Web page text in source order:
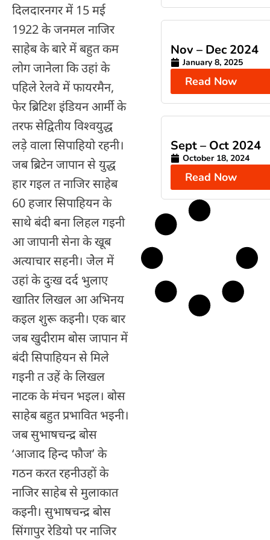
दिलदारनगर में 15 मई
1922 के जनमल नाजिर
साहेब के बारे में बहुत कम
लोग जानेला कि उहां के
पहिले रेलवे में फायरमैन,
फेर ब्रिटिश इंडियन आर्मी के
तरफ सेद्वितीय विश्वयुद्ध
लड़े वाला सिपाहियो रहनी।
जब ब्रिटेन जापान से युद्ध
हार गइल त नाजिर साहेब
60 हजार सिपाहियन के
साथे बंदी बना लिहल गइनी
आ जापानी सेना के खूब
अत्याचार सहनी। जेेल में
उहां के दुःख दर्द भुलाए
खातिर लिखल आ अभिनय
कइल शुरू कइनी। एक बार
जब खुदीराम बोस जापान में
बंदी सिपाहियन से मिले
गइनी त उहें के लिखल
नाटक के मंचन भइल। बोस
साहेब बहुत प्रभावित भइनी।
जब सुभाषचन्द्र बोस
‘आजाद हिन्द फौज’ के
गठन करत रहनीउहों के
नाजिर साहेब से मुलाकात
कइनी। सुभाषचन्द्र बोस
सिंगापुर रेडियो पर नाजिर
Nov – Dec 2024
January 8, 2025
Read Now
Sept – Oct 2024
October 18, 2024
Read Now